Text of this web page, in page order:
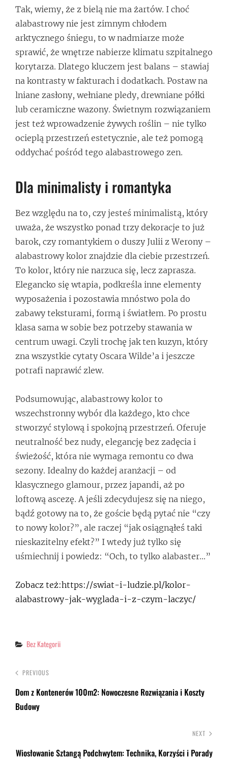
Tak, wiemy, że z bielą nie ma żartów. I choć
alabastrowy nie jest zimnym chłodem
arktycznego śniegu, to w nadmiarze może
sprawić, że wnętrze nabierze klimatu szpitalnego
korytarza. Dlatego kluczem jest balans – stawiaj
na kontrasty w fakturach i dodatkach. Postaw na
lniane zasłony, wełniane pledy, drewniane półki
lub ceramiczne wazony. Świetnym rozwiązaniem
jest też wprowadzenie żywych roślin – nie tylko
ocieplą przestrzeń estetycznie, ale też pomogą
oddychać pośród tego alabastrowego zen.
Dla minimalisty i romantyka
Bez względu na to, czy jesteś minimalistą, który
uważa, że wszystko ponad trzy dekoracje to już
barok, czy romantykiem o duszy Julii z Werony –
alabastrowy kolor znajdzie dla ciebie przestrzeń.
To kolor, który nie narzuca się, lecz zaprasza.
Elegancko się wtapia, podkreśla inne elementy
wyposażenia i pozostawia mnóstwo pola do
zabawy teksturami, formą i światłem. Po prostu
klasa sama w sobie bez potrzeby stawania w
centrum uwagi. Czyli trochę jak ten kuzyn, który
zna wszystkie cytaty Oscara Wilde’a i jeszcze
potrafi naprawić zlew.
Podsumowując, alabastrowy kolor to
wszechstronny wybór dla każdego, kto chce
stworzyć stylową i spokojną przestrzeń. Oferuje
neutralność bez nudy, elegancję bez zadęcia i
świeżość, która nie wymaga remontu co dwa
sezony. Idealny do każdej aranżacji – od
klasycznego glamour, przez japandi, aż po
loftową ascezę. A jeśli zdecydujesz się na niego,
bądź gotowy na to, że goście będą pytać nie “czy
to nowy kolor?”, ale raczej “jak osiągnąłeś taki
nieskazitelny efekt?” I wtedy już tylko się
uśmiechnij i powiedz: “Och, to tylko alabaster…”
Zobacz też:https://swiat-i-ludzie.pl/kolor-
alabastrowy-jak-wyglada-i-z-czym-laczyc/
Categories
Bez Kategorii
PREVIOUS
Dom z Kontenerów 100m2: Nowoczesne Rozwiązania i Koszty
Budowy
NEXT
Wiosłowanie Sztangą Podchwytem: Technika, Korzyści i Porady